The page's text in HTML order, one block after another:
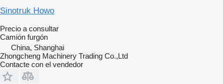
Sinotruk Howo
Precio a consultar
Camión furgón
China, Shanghai
Zhongcheng Machinery Trading Co.,Ltd
Contacte con el vendedor